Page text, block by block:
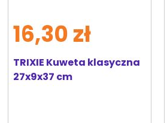
TRIXIE Kuweta klasyczna
27x9x37 cm
16,30 zł